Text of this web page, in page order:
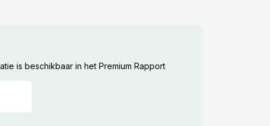
is beschikbaar in het Premium Rapport